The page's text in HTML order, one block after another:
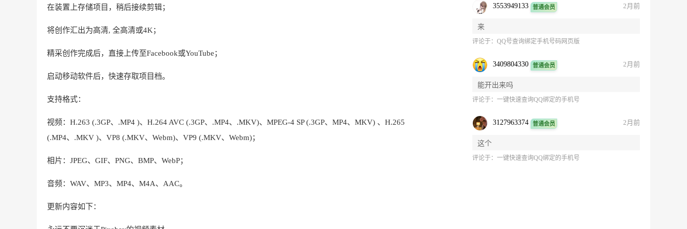
在装置上存储项目，稍后接续剪辑；
将创作汇出为高清, 全高清或4K；
精采创作完成后，直接上传至Facebook或YouTube；
启动移动软件后，快速存取项目档。
支持格式：
视频：H.263 (.3GP、.MP4 )、H.264 AVC (.3GP、.MP4、.MKV)、MPEG-4 SP (.3GP、MP4、MKV) 、H.265
(.MP4、.MKV )、VP8 (.MKV、Webm)、VP9 (.MKV、Webm)；
相片：JPEG、GIF、PNG、BMP、WebP；
音频：WAV、MP3、MP4、M4A、AAC。
更新内容如下：
3553949133 普通会员 2月前
来
评论于：QQ号查询绑定手机号码网页版
3409804330 普通会员 2月前
能开出来吗
评论于：一键快速查询QQ绑定的手机号
3127963374 普通会员 2月前
这个
评论于：一键快速查询QQ绑定的手机号